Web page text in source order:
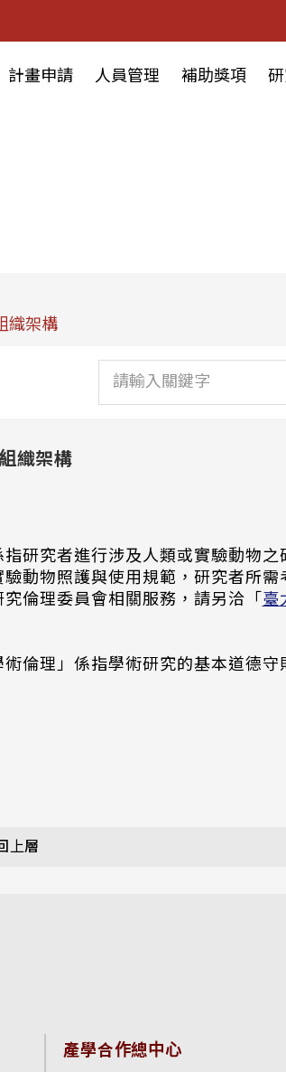
計畫申請 人員管理 補助獎項
織架構
織架構
指研究者進行涉及人類或實驗動物
動物照護與使用規範，研究者所
倫理委員會相關服務，請另洽「 臺
倫理」係指學術研究的基本道德守
上層
產學合作總中心